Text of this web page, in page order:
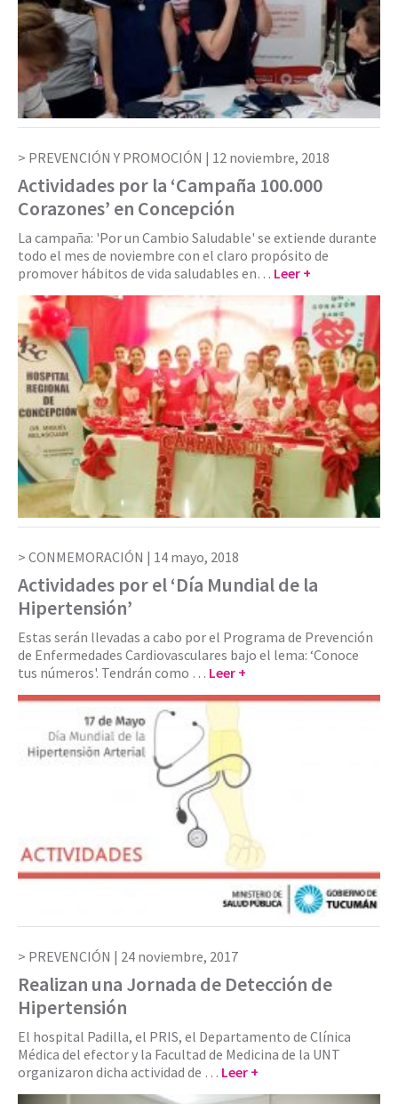
PREVENCIÓN Y PROMOCIÓN | 12 noviembre, 2018
Actividades por la ‘Campaña 100.000
Corazones’ en Concepción
La campaña: 'Por un Cambio Saludable' se extiende durante
todo el mes de noviembre con el claro propósito de
promover hábitos de vida saludables en… Leer +
CONMEMORACIÓN | 14 mayo, 2018
Actividades por el ‘Día Mundial de la
Hipertensión’
Estas serán llevadas a cabo por el Programa de Prevención
de Enfermedades Cardiovasculares bajo el lema: ‘Conoce
tus números'. Tendrán como … Leer +
PREVENCIÓN | 24 noviembre, 2017
Realizan una Jornada de Detección de
Hipertensión
El hospital Padilla, el PRIS, el Departamento de Clínica
Médica del efector y la Facultad de Medicina de la UNT
organizaron dicha actividad de … Leer +